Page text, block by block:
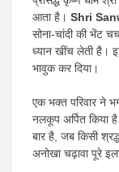
आता है। Shri
सोना-चांदी की भेंट
ध्यान खींच लेती है।
भावुक कर दिया।
एक भक्त परिवार ने
नलकूप अर्पित किया
बार है, जब किसी
अनोखा चढ़ावा पूरे